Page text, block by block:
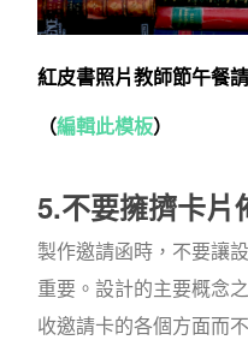
紅皮書照片教師節午餐
（編輯此模板）
5.不要擁擠卡片
製作邀請函時，不要讓
重要。設計的主要概念
收邀請卡的各個方面而